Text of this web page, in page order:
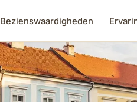
Bezienswaardigheden